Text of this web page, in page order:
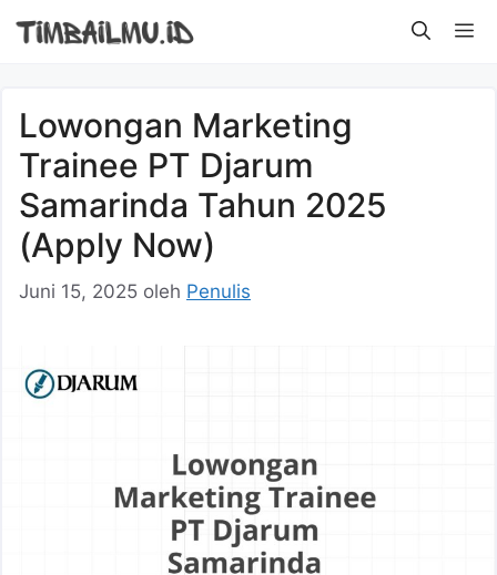
Lowongan Marketing
Trainee PT Djarum
Samarinda Tahun 2025
(Apply Now)
Juni 15, 2025 oleh Penulis